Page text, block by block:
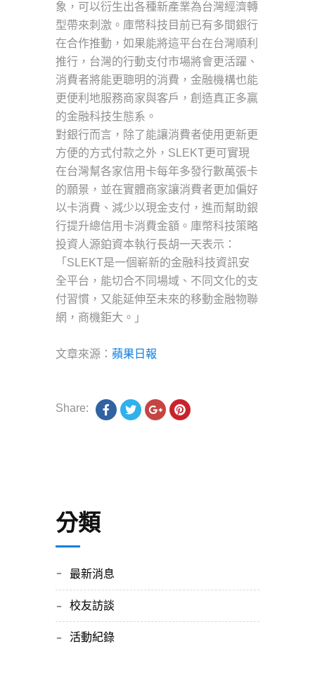
象，可以衍生出各種新產業為台灣經濟轉
型帶來刺激。庫幣科技目前已有多間銀行
在合作推動，如果能將這平台在台灣順利
推行，台灣的行動支付市場將會更活躍、
消費者將能更聰明的消費，金融機構也能
更便利地服務商家與客戶，創造真正多贏
的金融科技生態系。
對銀行而言，除了能讓消費者使用更新更
方便的方式付款之外，SLEKT更可實現
在台灣幫各家信用卡每年多發行數萬張卡
的願景，並在實體商家讓消費者更加偏好
以卡消費、減少以現金支付，進而幫助銀
行提升總信用卡消費金額。庫幣科技策略
投資人源鉑資本執行長胡一天表示：
「SLEKT是一個嶄新的金融科技資訊安
全平台，能切合不同場域、不同文化的支
付習慣，又能延伸至未來的移動金融物聯
網，商機鉅大。」
文章來源： 蘋果日報
Share:
分類
最新消息
校友訪談
活動紀錄